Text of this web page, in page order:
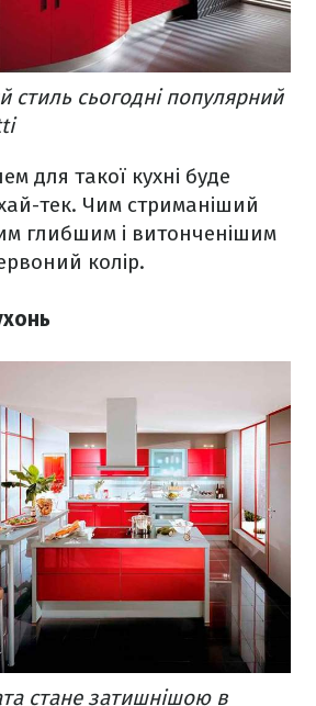
стиль сьогодні популярний
для такої кухні буде
тек. Чим стриманіший
глибшим і витонченішим
колір.
стане затишнішою в